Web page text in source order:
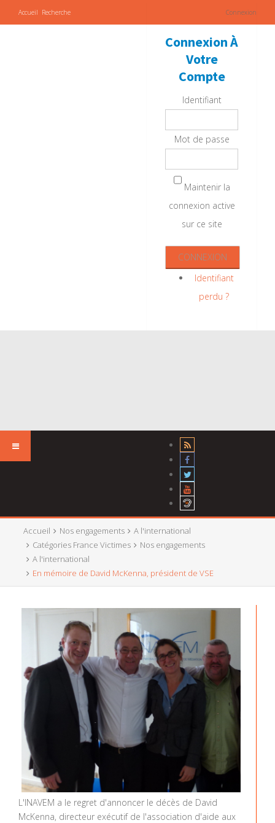
Accueil Recherche Connexion
Connexion À
Votre
Compte
Identifiant
Mot de passe
Maintenir la
connexion active
sur ce site
Identifiant
perdu ?
Accueil Nos engagements
A l'international
Catégories France Victimes
Nos engagements
A l'international
En mémoire de David McKenna, président de VSE
L'INAVEM a le regret d'annoncer le décès de David
McKenna, directeur exécutif de l'association d'aide aux